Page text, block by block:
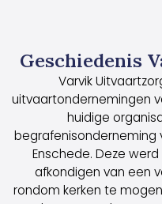
Geschiedenis
Varvik
uitvaartondernemingen
huidige
begrafenisonderneming
Enschede. Deze
afkondigen van een
rondom kerken te